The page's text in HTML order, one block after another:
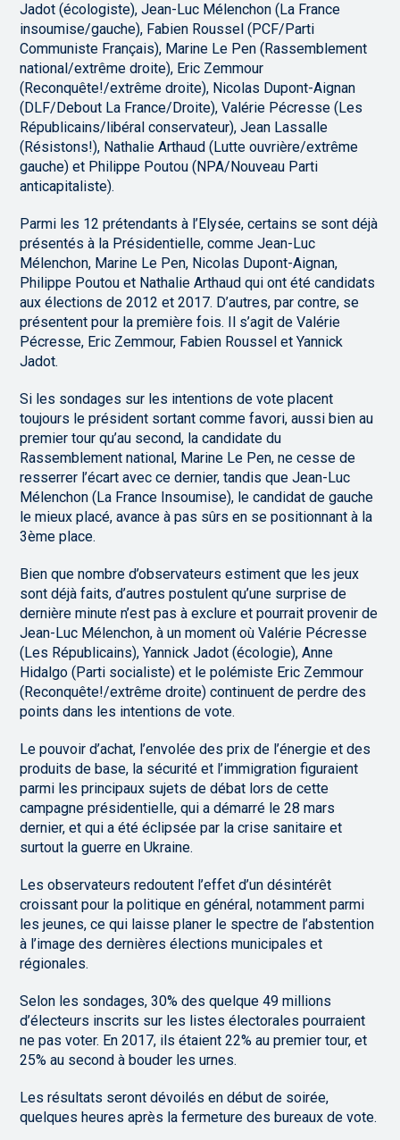
Jadot (écologiste), Jean-Luc Mélenchon (La France
insoumise/gauche), Fabien Roussel (PCF/Parti
Communiste Français), Marine Le Pen (Rassemblement
national/extrême droite), Eric Zemmour
(Reconquête!/extrême droite), Nicolas Dupont-Aignan
(DLF/Debout La France/Droite), Valérie Pécresse (Les
Républicains/libéral conservateur), Jean Lassalle
(Résistons!), Nathalie Arthaud (Lutte ouvrière/extrême
gauche) et Philippe Poutou (NPA/Nouveau Parti
anticapitaliste).
Parmi les 12 prétendants à l’Elysée, certains se sont déjà
présentés à la Présidentielle, comme Jean-Luc
Mélenchon, Marine Le Pen, Nicolas Dupont-Aignan,
Philippe Poutou et Nathalie Arthaud qui ont été candidats
aux élections de 2012 et 2017. D’autres, par contre, se
présentent pour la première fois. Il s’agit de Valérie
Pécresse, Eric Zemmour, Fabien Roussel et Yannick
Jadot.
Si les sondages sur les intentions de vote placent
toujours le président sortant comme favori, aussi bien au
premier tour qu’au second, la candidate du
Rassemblement national, Marine Le Pen, ne cesse de
resserrer l’écart avec ce dernier, tandis que Jean-Luc
Mélenchon (La France Insoumise), le candidat de gauche
le mieux placé, avance à pas sûrs en se positionnant à la
3ème place.
Bien que nombre d’observateurs estiment que les jeux
sont déjà faits, d’autres postulent qu’une surprise de
dernière minute n’est pas à exclure et pourrait provenir de
Jean-Luc Mélenchon, à un moment où Valérie Pécresse
(Les Républicains), Yannick Jadot (écologie), Anne
Hidalgo (Parti socialiste) et le polémiste Eric Zemmour
(Reconquête!/extrême droite) continuent de perdre des
points dans les intentions de vote.
Le pouvoir d’achat, l’envolée des prix de l’énergie et des
produits de base, la sécurité et l’immigration figuraient
parmi les principaux sujets de débat lors de cette
campagne présidentielle, qui a démarré le 28 mars
dernier, et qui a été éclipsée par la crise sanitaire et
surtout la guerre en Ukraine.
Les observateurs redoutent l’effet d’un désintérêt
croissant pour la politique en général, notamment parmi
les jeunes, ce qui laisse planer le spectre de l’abstention
à l’image des dernières élections municipales et
régionales.
Selon les sondages, 30% des quelque 49 millions
d’électeurs inscrits sur les listes électorales pourraient
ne pas voter. En 2017, ils étaient 22% au premier tour, et
25% au second à bouder les urnes.
Les résultats seront dévoilés en début de soirée,
quelques heures après la fermeture des bureaux de vote.